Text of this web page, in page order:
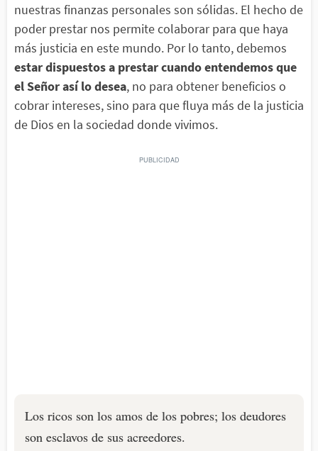
nuestras finanzas personales son sólidas. El hecho de
poder prestar nos permite colaborar para que haya
más justicia en este mundo. Por lo tanto, debemos
estar dispuestos a prestar cuando entendemos que
el Señor así lo desea, no para obtener beneficios o
cobrar intereses, sino para que fluya más de la justicia
de Dios en la sociedad donde vivimos.
Los ricos son los amos de los pobres; los deudores
son esclavos de sus acreedores.